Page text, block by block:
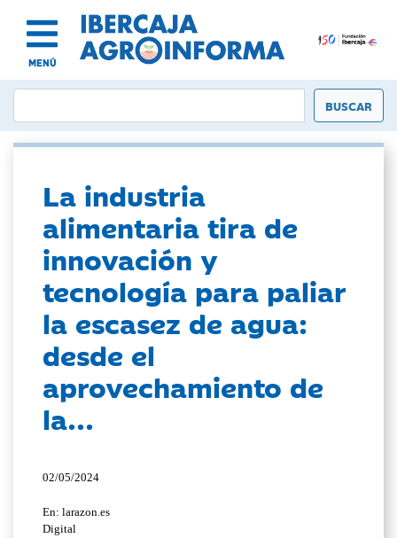
MENÚ
La industria
alimentaria tira de
innovación y
tecnología para paliar
la escasez de agua:
desde el
aprovechamiento de
la...
02/05/2024
En: larazon.es
Digital